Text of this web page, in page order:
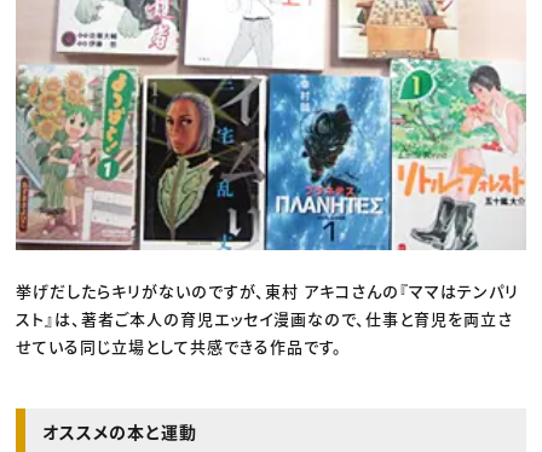
挙げだしたらキリがないのですが、東村 アキコさんの『ママはテンパリ
スト』は、著者ご本人の育児エッセイ漫画なので、仕事と育児を両立さ
せている同じ立場として共感できる作品です。
オススメの本と運動